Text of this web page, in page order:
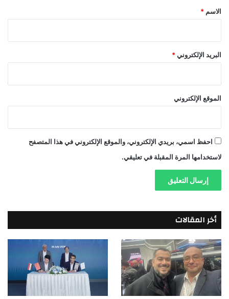
*
الاسم *
البريد الإلكتروني *
الموقع الإلكتروني
احفظ اسمي، بريدي الإلكتروني، والموقع الإلكتروني في هذا المتصفح
لاستخدامها المرة المقبلة في تعليقي.
أخر المقالات